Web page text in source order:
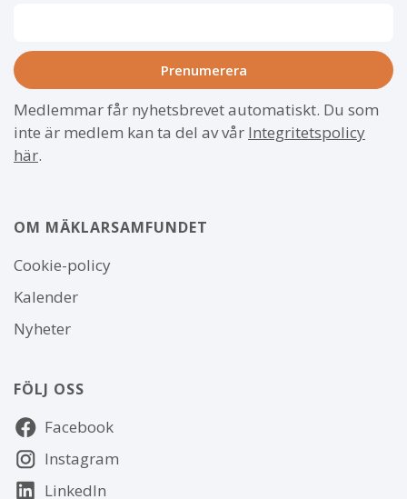
Medlemmar får nyhetsbrevet automatiskt. Du som
inte är medlem kan ta del av vår Integritetspolicy
här.
OM MÄKLARSAMFUNDET
Om
webbplatsen
Cookie-policy
Kalender
Nyheter
FÖLJ OSS
Följ
oss Facebook
Instagram
LinkedIn